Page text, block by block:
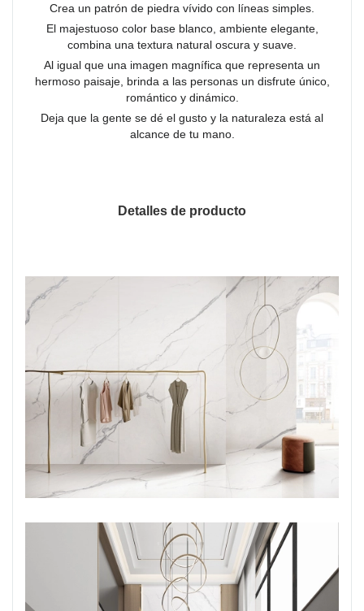
Crea un patrón de piedra vívido con líneas simples.
El majestuoso color base blanco, ambiente elegante,
combina una textura natural oscura y suave.
Al igual que una imagen magnífica que representa un
hermoso paisaje, brinda a las personas un disfrute único,
romántico y dinámico.
Deja que la gente se dé el gusto y la naturaleza está al
alcance de tu mano.
Detalles de producto